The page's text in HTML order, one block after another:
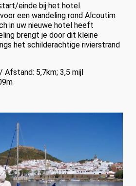
einde bij het hotel.
een wandeling rond Alcoutim
in uw nieuwe hotel heeft
brengt je door dit kleine
het schilderachtige rivierstrand
Afstand: 5,7km; 3,5 mijl